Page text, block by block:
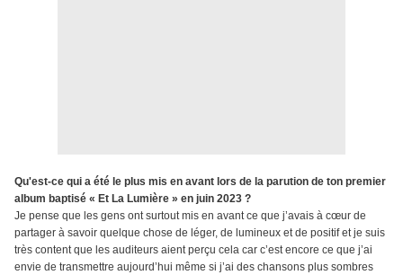
Qu'est-ce qui a été le plus mis en avant lors de la parution de ton premier
album baptisé « Et La Lumière » en juin 2023 ?
Je pense que les gens ont surtout mis en avant ce que j’avais à cœur de
partager à savoir quelque chose de léger, de lumineux et de positif et je suis
très content que les auditeurs aient perçu cela car c’est encore ce que j’ai
envie de transmettre aujourd’hui même si j’ai des chansons plus sombres